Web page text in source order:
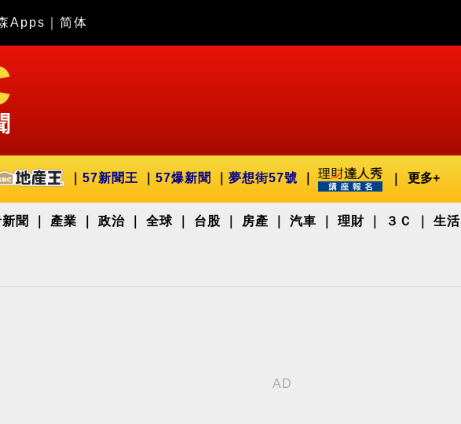
Apps 简体
57新聞王 57爆新聞 夢想街57號 更多+
聞 產業 政治 全球 台股 房產 汽車 理財 ３Ｃ 生活